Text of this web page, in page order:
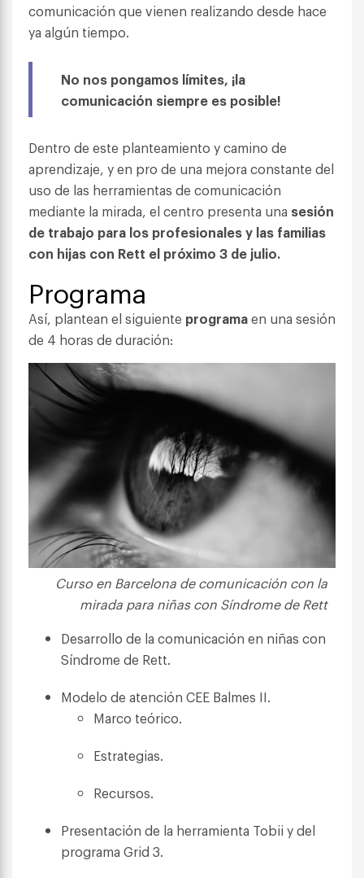
comunicación que vienen realizando desde hace
ya algún tiempo.
No nos pongamos límites, ¡la
comunicación siempre es posible!
Dentro de este planteamiento y camino de
aprendizaje, y en pro de una mejora constante del
uso de las herramientas de comunicación
mediante la mirada, el centro presenta una sesión
de trabajo para los profesionales y las familias
con hijas con Rett el próximo 3 de julio.
Programa
Así, plantean el siguiente programaen una sesión
de 4 horas de duración:
Curso en Barcelona de comunicación con la
mirada para niñas con Síndrome de Rett
Desarrollo de la comunicación en niñas con
Síndrome de Rett.
Modelo de atención CEE Balmes II.
Marco teórico.
Estrategias.
Recursos.
Presentación de la herramienta Tobii y del
programa Grid 3.